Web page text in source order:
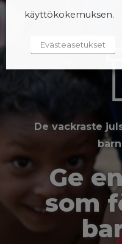
De vackraste
Ge
som
käyttökokemuksen.
Evästeasetukset